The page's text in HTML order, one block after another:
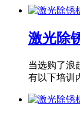
激光除
当选购了浪
有以下培训